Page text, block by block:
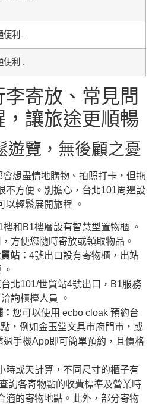
便利 .
便利 .
寄放、常見問
讓旅途更順暢
遊覽，無後顧之憂
想盡情地購物、拍照打卡，但拖
不方便。別擔心，台北101周邊設
以輕鬆展開旅程 。
樓和B1樓層設有智慧型置物櫃 。
方便您隨時寄放或領取物品。
站： 4號出口設有寄物櫃，出站
北101/世貿站4號出口，B1服務
詢櫃檯人員 。
您可以使用 ecbo cloak 預約台
，例如金玉堂文具市府門市，或
過手機App即可簡單預約，且價格
時或天計算，不同尺寸的櫃子有
詢各寄物點的收費標準及營業時
適的寄物地點。此外，部分寄物